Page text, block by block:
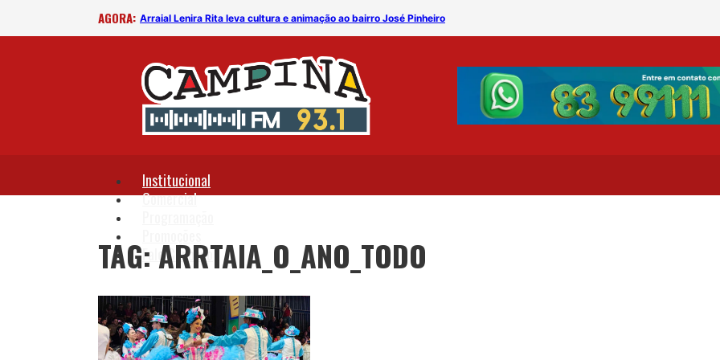
AGORA: Arraial Lenira Rita leva cultura e animação ao bairro José Pinheiro
Institucional
Comercial
Fale Conosco
TAG: ARRTAIA_O_ANO_TODO